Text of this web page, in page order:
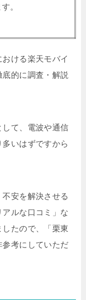
。
ける楽天モバイ
的に調査・解説
して、電波や通信
いはずですから
安を解決させる
ルな口コミ」な
たので、「栗東
考にしていただ